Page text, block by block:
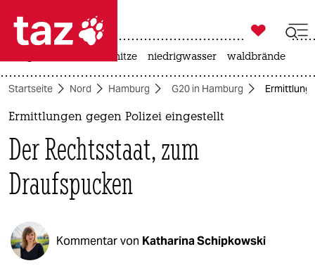
 taz zahl ich
taz zahl ich
politik
öko
gesellschaft
kultur

taz zahl ich
hitze niedrigwasser waldbrände
Startseite Nord Hamburg G20 in Hamburg
Ermittlungen gegen Polizei eingestellt
Der Rechtsstaat, zum
Draufspucken
Kommentar von Katharina Schipkowski